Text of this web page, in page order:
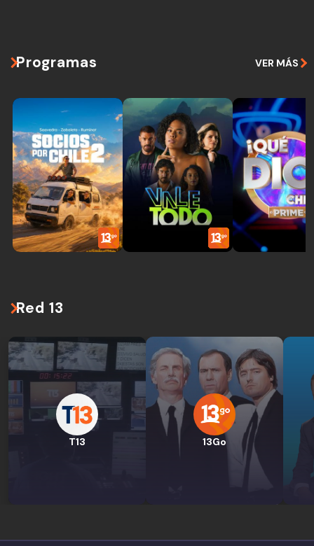
Programas VER MÁS
Red 13
T13 13Go